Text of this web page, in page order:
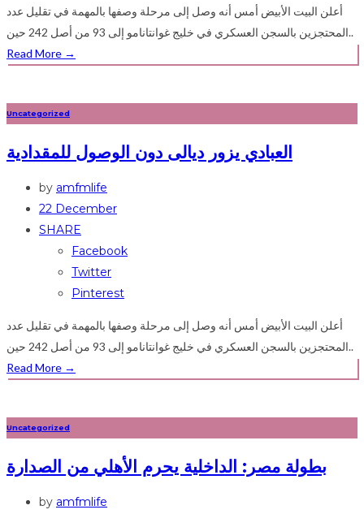
أعلن البيت الأبيض أمس أنه وصل إلى مرحلة وصفها بالمهمة في تقليل عدد
المحتجزين بالسجن العسكري في خليج غوانتانامو إلى 93 من أصل 242 حين..
Read More →
Uncategorized
العبادي يزور ديالى دون الوصول للمقدادية
by amfmlife
22 December
SHARE
Facebook
Twitter
Pinterest
أعلن البيت الأبيض أمس أنه وصل إلى مرحلة وصفها بالمهمة في تقليل عدد
المحتجزين بالسجن العسكري في خليج غوانتانامو إلى 93 من أصل 242 حين..
Read More →
Uncategorized
بطولة مصر: الداخلية يحرم الأهلي من الصدارة
by amfmlife